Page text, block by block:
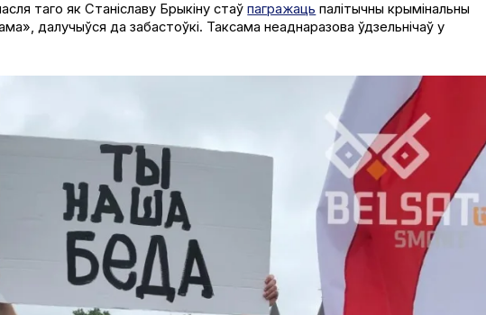
таго як Станіславу Брыкіну стаўпагражаць палітычны крымінальны
далучыўся да забастоўкі. Таксама неаднаразова ўдзельнічаў у